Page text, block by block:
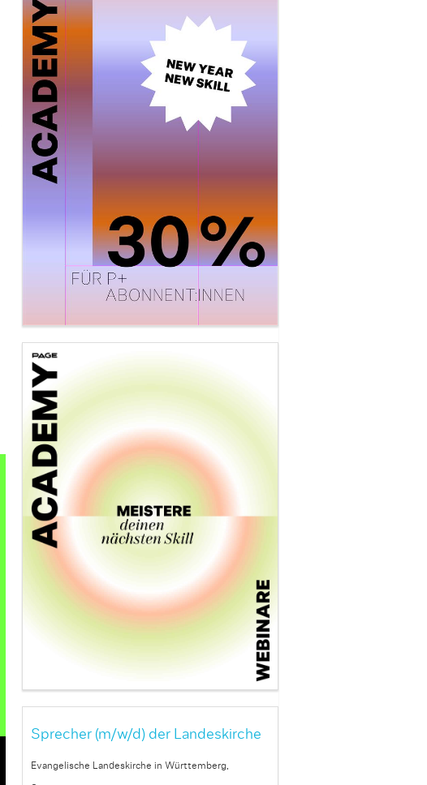
Sprecher (m/w/d) der Landeskirche
Evangelische Landeskirche in Württemberg,